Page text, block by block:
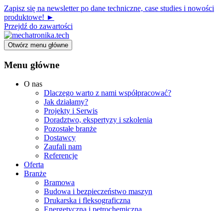
Zapisz się na newsletter po dane techniczne, case studies i nowości
produktowe! ►
Przejdź do zawartości
Otwórz menu główne
Menu główne
O nas
Dlaczego warto z nami współpracować?
Jak działamy?
Projekty i Serwis
Doradztwo, ekspertyzy i szkolenia
Pozostałe branże
Dostawcy
Zaufali nam
Referencje
Oferta
Branże
Bramowa
Budowa i bezpieczeństwo maszyn
Drukarska i fleksograficzna